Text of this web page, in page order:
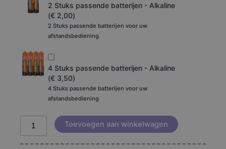
2 Stuks passende batterijen - Alkaline
(€ 2,00)
2 Stuks passende batterijen voor uw
afstandsbediening
4 Stuks passende batterijen - Alkaline
(€ 3,50)
4 Stuks passende batterijen voor uw
afstandsbediening
Toevoegen aan winkelwagen